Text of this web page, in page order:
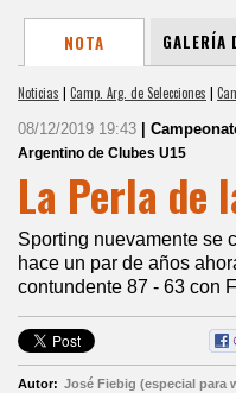
NOTA GALERÍA
Noticias | Camp. Arg. de Selecciones |
08/12/2019 19:43 |
Argentino de Clubes U15
La Perla de
Sporting nuevamente se
hace un par de años
contundente 87 - 63 con
Autor: José Fiebig (especial para